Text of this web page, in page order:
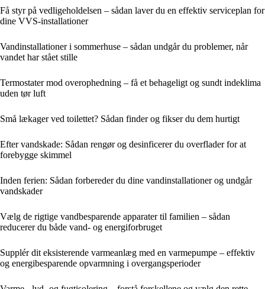
Få styr på vedligeholdelsen – sådan laver du en effektiv serviceplan for
dine VVS-installationer
Vandinstallationer i sommerhuse – sådan undgår du problemer, når
vandet har stået stille
Termostater mod overophedning – få et behageligt og sundt indeklima
uden tør luft
Små lækager ved toilettet? Sådan finder og fikser du dem hurtigt
Efter vandskade: Sådan rengør og desinficerer du overflader for at
forebygge skimmel
Inden ferien: Sådan forbereder du dine vandinstallationer og undgår
vandskader
Vælg de rigtige vandbesparende apparater til familien – sådan
reducerer du både vand- og energiforbruget
Supplér dit eksisterende varmeanlæg med en varmepumpe – effektiv
og energibesparende opvarmning i overgangsperioder